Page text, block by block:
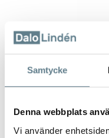
Samtycke
Denna webbplats
Vi använder